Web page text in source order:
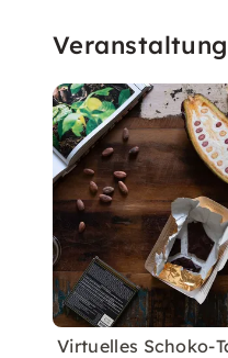
Virtuelles Schoko-